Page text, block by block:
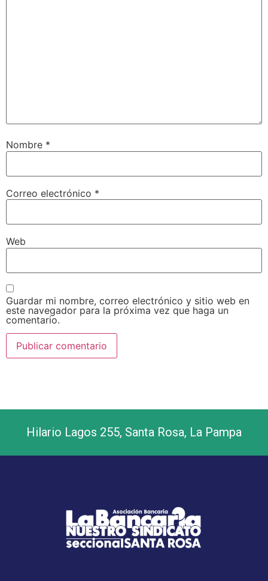
Nombre *
Correo electrónico *
Web
Guardar mi nombre, correo electrónico y sitio web en
este navegador para la próxima vez que haga un
comentario.
Hilario Lagos 255, Santa Rosa, La Pampa